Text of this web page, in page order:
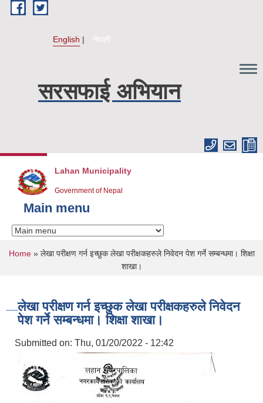
Skip to main content
English नेपाली
सरसफाई अभियान
Lahan Municipality
Government of Nepal
Main menu
You are here
Home» लेखा परीक्षण गर्न इच्छुक लेखा परीक्षकहरुले निवेदन पेश गर्ने सम्बन्धमा। शिक्षा
शाखा।
लेखा परीक्षण गर्न इच्छुक लेखा परीक्षकहरुले निवेदन
पेश गर्ने सम्बन्धमा। शिक्षा शाखा।
Submitted on: Thu, 01/20/2022 - 12:42